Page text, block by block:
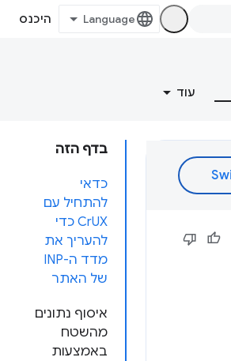
היכנס
עוד
בדף הזה
כדאי
להתחיל עם
CrUX כדי
להעריך את
מדד ה-INP
של האתר
איסוף נתונים
מהשטח
באמצעות